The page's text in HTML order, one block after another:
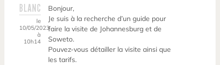
BLANC
le
10/05/2023
à
10h14
Bonjour,
Je suis à la recherche d’un guide pour
faire la visite de Johannesburg et de
Soweto.
Pouvez-vous détailler la visite ainsi que
les tarifs.